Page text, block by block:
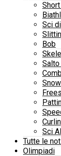
Sci
Bob
Sci
Tutte le
Olimpiadi